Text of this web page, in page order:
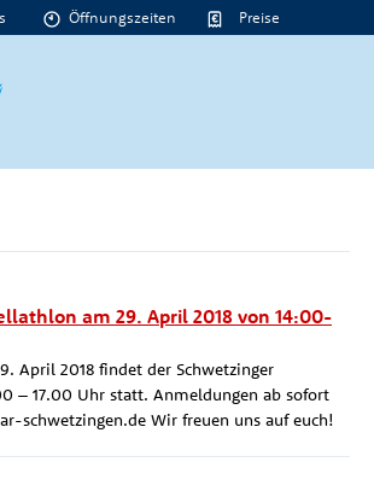
Öffnungszeiten Preise
am 29. April 2018 von 14:00-
April 2018 findet der Schwetzinger
– 17.00 Uhr statt. Anmeldungen ab sofort
schwetzingen.de Wir freuen uns auf euch!